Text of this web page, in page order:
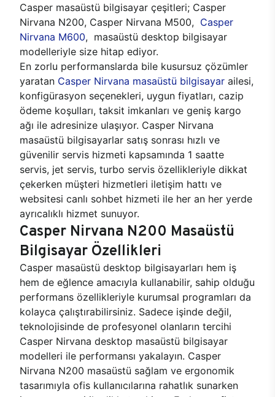
Casper masaüstü bilgisayar çeşitleri; Casper
Nirvana N200, Casper Nirvana M500, Casper
Nirvana M600, masaüstü desktop bilgisayar
modelleriyle size hitap ediyor.
En zorlu performanslarda bile kusursuz çözümler
yaratan Casper Nirvana masaüstü bilgisayar ailesi,
konfigürasyon seçenekleri, uygun fiyatları, cazip
ödeme koşulları, taksit imkanları ve geniş kargo
ağı ile adresinize ulaşıyor. Casper Nirvana
masaüstü bilgisayarlar satış sonrası hızlı ve
güvenilir servis hizmeti kapsamında 1 saatte
servis, jet servis, turbo servis özellikleriyle dikkat
çekerken müşteri hizmetleri iletişim hattı ve
websitesi canlı sohbet hizmeti ile her an her yerde
ayrıcalıklı hizmet sunuyor.
Casper Nirvana N200 Masaüstü
Bilgisayar Özellikleri
Casper masaüstü desktop bilgisayarları hem iş
hem de eğlence amacıyla kullanabilir, sahip olduğu
performans özellikleriyle kurumsal programları da
kolayca çalıştırabilirsiniz. Sadece işinde değil,
teknolojisinde de profesyonel olanların tercihi
Casper Nirvana desktop masaüstü bilgisayar
modelleri ile performansı yakalayın. Casper
Nirvana N200 masaüstü sağlam ve ergonomik
tasarımıyla ofis kullanıcılarına rahatlık sunarken